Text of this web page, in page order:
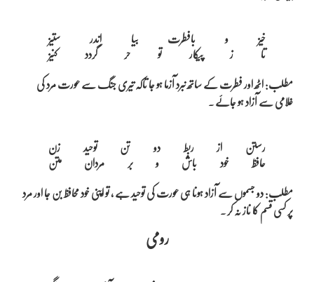
خیز و بافطرت بیا اندر ستیز
تا ز پیکار تو حر گردد کنیز
مطلب: اٹھ اور فطرت کے ساتھ نبرد آزما ہو جا تاکہ تیری جنگ سے عورت مرد کی
غلامی سے آزاد ہو جائے ۔
رستن از ربط دو تن توحید زن
مطلب: دو جسموں سے آزاد ہونا ہی عورت کی توحید ہے ، تو اپنی خود محافظ بن جا اور مرد
پر کسی قسم کا ناز نہ کر ۔
رومی